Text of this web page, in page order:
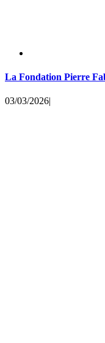
La Fondation Pierre
03/03/2026|